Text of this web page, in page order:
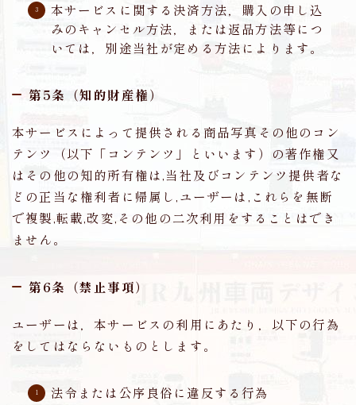
本サービスに関する決済方法，購入の申し込
みのキャンセル方法，または返品方法等につ
いては，別途当社が定める方法によります。
第5条（知的財産権）
本サービスによって提供される商品写真その他のコン
テンツ（以下「コンテンツ」といいます）の著作権又
はその他の知的所有権は,当社及びコンテンツ提供者な
どの正当な権利者に帰属し,ユーザーは,これらを無断
で複製,転載,改変,その他の二次利用をすることはでき
ません。
第6条（禁止事項）
ユーザーは，本サービスの利用にあたり，以下の行為
をしてはならないものとします。
法令または公序良俗に違反する行為